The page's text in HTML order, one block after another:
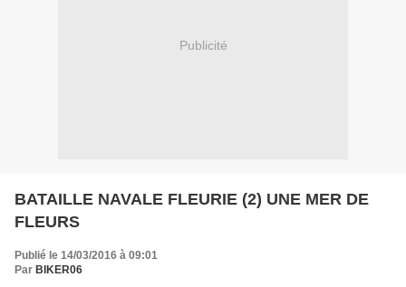
Publicité
BATAILLE NAVALE FLEURIE (2) UNE MER DE
FLEURS
Publié le 14/03/2016 à 09:01
Par BIKER06